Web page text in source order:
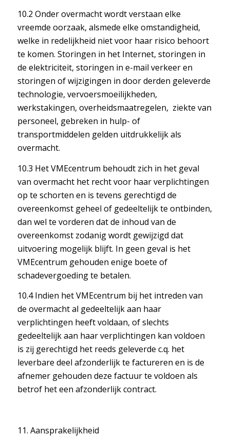
10.2 Onder overmacht wordt verstaan elke
vreemde oorzaak, alsmede elke omstandigheid,
welke in redelijkheid niet voor haar risico behoort
te komen. Storingen in het Internet, storingen in
de elektriciteit, storingen in e-mail verkeer en
storingen of wijzigingen in door derden geleverde
technologie, vervoersmoeilijkheden,
werkstakingen, overheidsmaatregelen, ziekte van
personeel, gebreken in hulp- of
transportmiddelen gelden uitdrukkelijk als
overmacht.
10.3 Het VMEcentrum behoudt zich in het geval
van overmacht het recht voor haar verplichtingen
op te schorten en is tevens gerechtigd de
overeenkomst geheel of gedeeltelijk te ontbinden,
dan wel te vorderen dat de inhoud van de
overeenkomst zodanig wordt gewijzigd dat
uitvoering mogelijk blijft. In geen geval is het
VMEcentrum gehouden enige boete of
schadevergoeding te betalen.
10.4 Indien het VMEcentrum bij het intreden van
de overmacht al gedeeltelijk aan haar
verplichtingen heeft voldaan, of slechts
gedeeltelijk aan haar verplichtingen kan voldoen
is zij gerechtigd het reeds geleverde c.q. het
leverbare deel afzonderlijk te factureren en is de
afnemer gehouden deze factuur te voldoen als
betrof het een afzonderlijk contract.
11. Aansprakelijkheid